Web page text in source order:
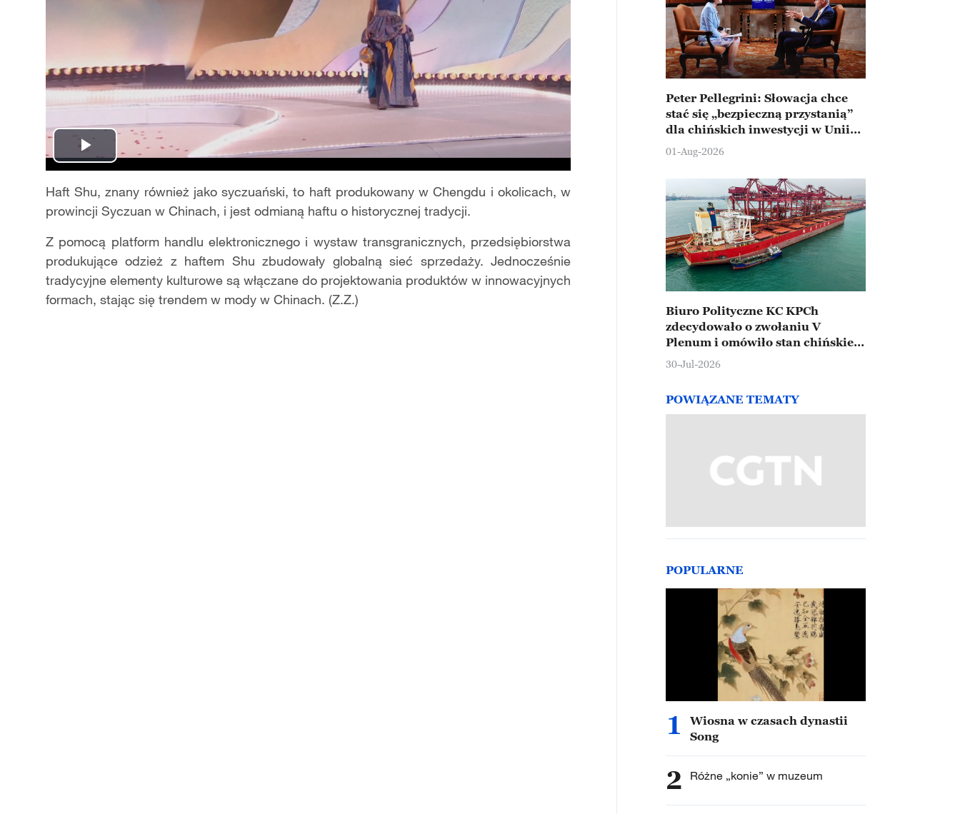
Play
Video
Haft Shu, znany również jako syczuański, to haft produkowany w Chengdu i okolicach, w
prowincji Syczuan w Chinach, i jest odmianą haftu o historycznej tradycji.
Z pomocą platform handlu elektronicznego i wystaw transgranicznych, przedsiębiorstwa
produkujące odzież z haftem Shu zbudowały globalną sieć sprzedaży. Jednocześnie
tradycyjne elementy kulturowe są włączane do projektowania produktów w innowacyjnych
formach, stając się trendem w mody w Chinach. (Z.Z.)
Peter Pellegrini: Słowacja chce
stać się „bezpieczną przystanią”
dla chińskich inwestycji w Unii
Europejskiej
01-Aug-2026
Biuro Polityczne KC KPCh
zdecydowało o zwołaniu V
Plenum i omówiło stan chińskiej
gospodarki
30-Jul-2026
POWIĄZANE TEMATY
POPULARNE
1
Wiosna w czasach dynastii
Song
2 Różne „konie” w muzeum